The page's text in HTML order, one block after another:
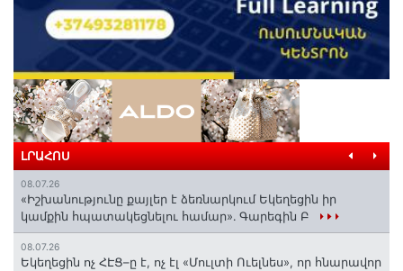
ԼՐԱՀՈՍ
08.07.26
«Իշխանությունը քայլեր է ձեռնարկում Եկեղեցին իր
կամքին հպատակեցնելու համար»․ Գարեգին Բ
08.07.26
Եկեղեցին ոչ ՀԷՑ–ը է, ոչ էլ «Մուլտի Ուելնես», որ հնարավոր